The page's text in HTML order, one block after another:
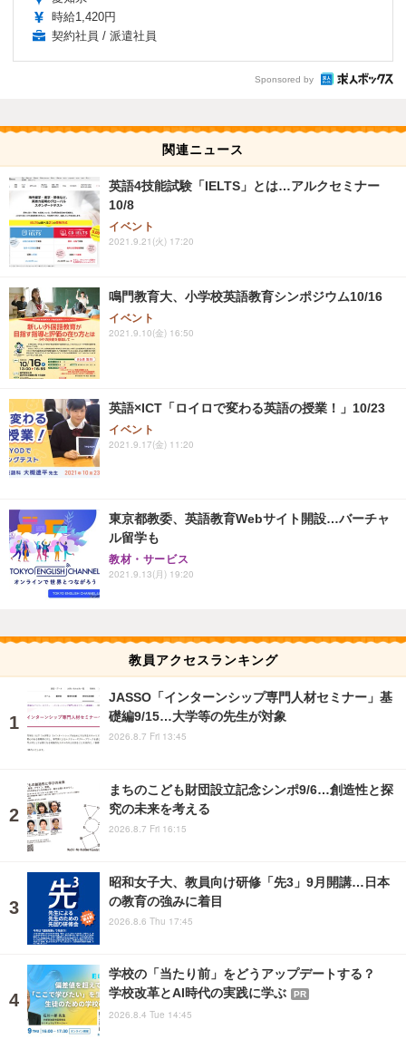
時給1,420円
契約社員 / 派遣社員
Sponsored by
関連ニュース
英語4技能試験「IELTS」とは…アルクセミナー
10/8
イベント
2021.9.21(火) 17:20
鳴門教育大、小学校英語教育シンポジウム10/16
イベント
2021.9.10(金) 16:50
英語×ICT「ロイロで変わる英語の授業！」10/23
イベント
2021.9.17(金) 11:20
東京都教委、英語教育Webサイト開設…バーチャ
ル留学も
教材・サービス
2021.9.13(月) 19:20
教員アクセスランキング
JASSO「インターンシップ専門人材セミナー」基
礎編9/15…大学等の先生が対象
2026.8.7 Fri 13:45
まちのこども財団設立記念シンポ9/6…創造性と探
究の未来を考える
2026.8.7 Fri 16:15
昭和女子大、教員向け研修「先3」9月開講…日本
の教育の強みに着目
2026.8.6 Thu 17:45
学校の「当たり前」をどうアップデートする？
学校改革とAI時代の実践に学ぶ
PR
2026.8.4 Tue 14:45